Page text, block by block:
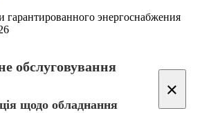
гарантированного энергоснабжения
обслуговування
×
щодо обладнання